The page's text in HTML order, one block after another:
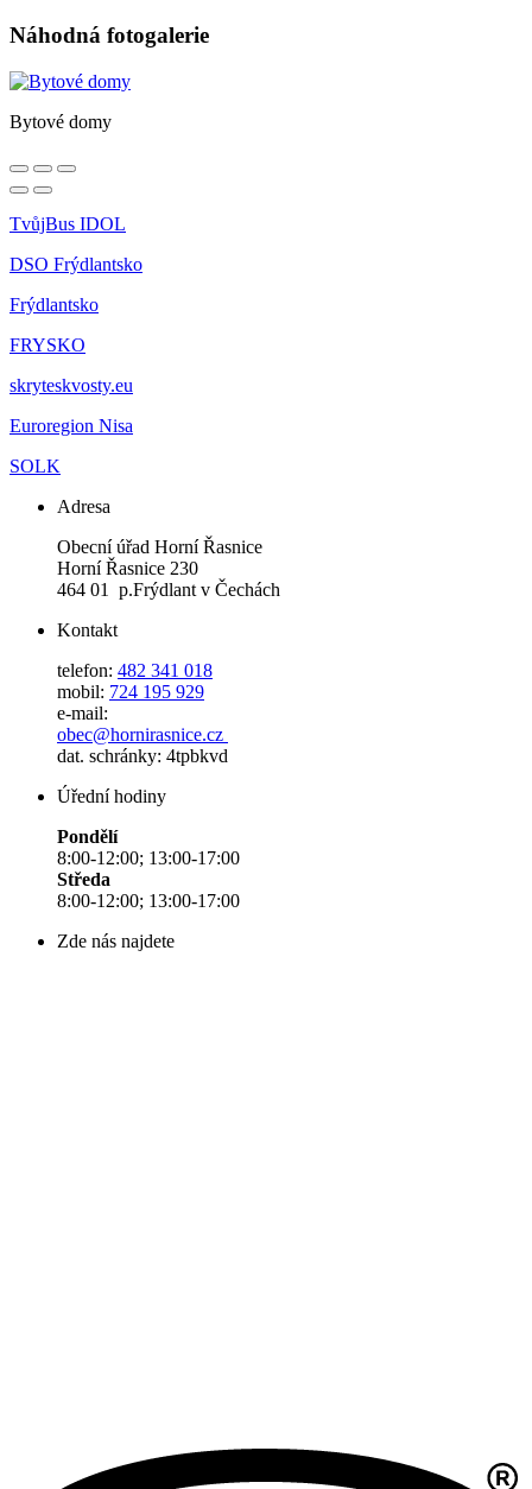
Náhodná fotogalerie
Bytové domy
TvůjBus IDOL
DSO Frýdlantsko
Frýdlantsko
FRYSKO
skryteskvosty.eu
Euroregion Nisa
SOLK
Adresa
Obecní úřad Horní Řasnice
Horní Řasnice 230
464 01 p.Frýdlant v Čechách
Kontakt
telefon: 482 341 018
mobil: 724 195 929
e-mail:
obec@hornirasnice.cz
dat. schránky: 4tpbkvd
Úřední hodiny
Pondělí
8:00-12:00; 13:00-17:00
Středa
8:00-12:00; 13:00-17:00
Zde nás najdete